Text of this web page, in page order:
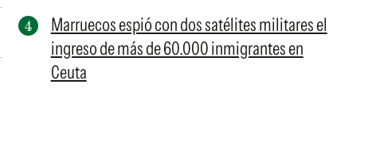
Marruecos espió con dos satélites militares el
ingreso de más de 60.000 inmigrantes en
Ceuta